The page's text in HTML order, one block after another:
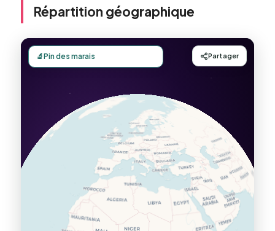
Répartition géographique